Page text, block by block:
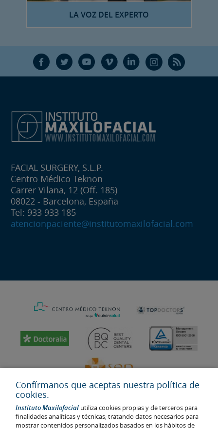
LA VOZ DEL EXPERTO
F T Y V L Ñ R
FACIAL SURGERY, S.L.P.
Centro Médico Teknon
Carrer Vilana, 12 (Off. 185)
08022 - Barcelona, España
Tel: 933 933 185
atencionpaciente@institutomaxilofacial.com
Confírmanos que aceptas nuestra política de
cookies.
Instituto Maxilofacial utiliza cookies propias y de terceros para
finalidades analíticas y técnicas; tratando datos necesarios para
mostrar contenidos personalizados basados en los hábitos de